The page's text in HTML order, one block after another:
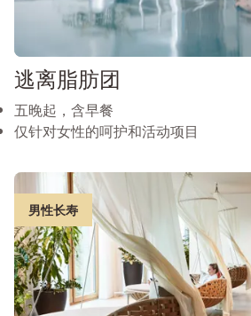
逃离脂肪团
五晚起，含早餐
仅针对女性的呵护和活动项目
男性长寿